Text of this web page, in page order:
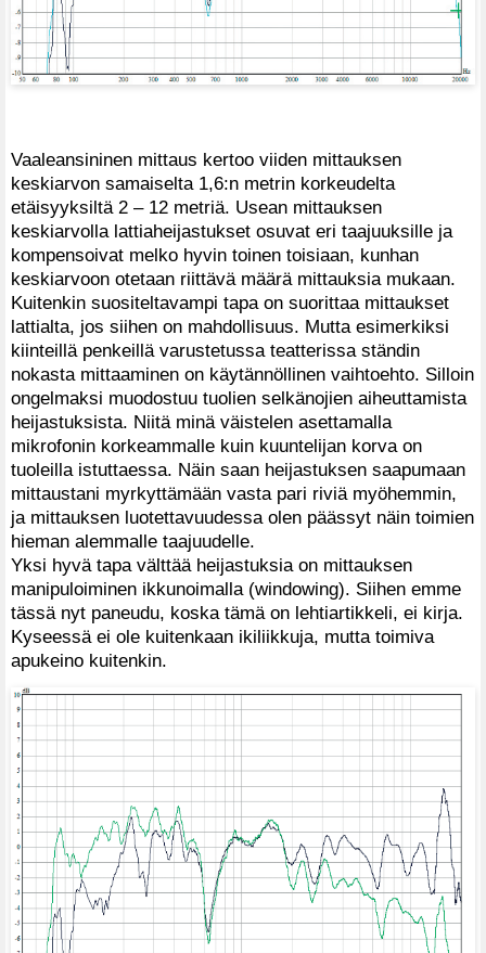
Vaaleansininen mittaus kertoo viiden mittauksen
keskiarvon samaiselta 1,6:n metrin korkeudelta
etäisyyksiltä 2 – 12 metriä. Usean mittauksen
keskiarvolla lattiaheijastukset osuvat eri taajuuksille ja
kompensoivat melko hyvin toinen toisiaan, kunhan
keskiarvoon otetaan riittävä määrä mittauksia mukaan.
Kuitenkin suositeltavampi tapa on suorittaa mittaukset
lattialta, jos siihen on mahdollisuus. Mutta esimerkiksi
kiinteillä penkeillä varustetussa teatterissa ständin
nokasta mittaaminen on käytännöllinen vaihtoehto. Silloin
ongelmaksi muodostuu tuolien selkänojien aiheuttamista
heijastuksista. Niitä minä väistelen asettamalla
mikrofonin korkeammalle kuin kuuntelijan korva on
tuoleilla istuttaessa. Näin saan heijastuksen saapumaan
mittaustani myrkyttämään vasta pari riviä myöhemmin,
ja mittauksen luotettavuudessa olen päässyt näin toimien
hieman alemmalle taajuudelle.
Yksi hyvä tapa välttää heijastuksia on mittauksen
manipuloiminen ikkunoimalla (windowing). Siihen emme
tässä nyt paneudu, koska tämä on lehtiartikkeli, ei kirja.
Kyseessä ei ole kuitenkaan ikiliikkuja, mutta toimiva
apukeino kuitenkin.